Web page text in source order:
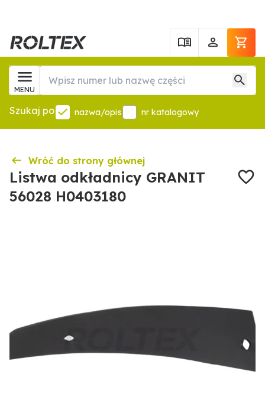
MENU
Szukaj po nazwa/opis nr katalogowy
Wróć do strony głównej
Listwa odkładnicy GRANIT
56028 H0403180